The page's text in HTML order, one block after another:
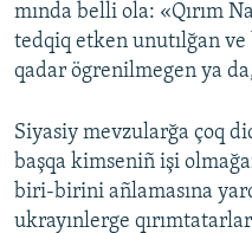
mında belli ola: «Qırım
tedqiq etken unutılğan
qadar ögrenilmegen ya
Siyasiy mevzularğa çoq
başqa kimseniñ işi
biri-birini añlamasına
ukrayınlerge